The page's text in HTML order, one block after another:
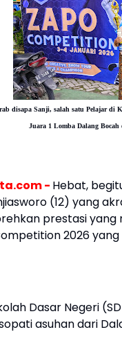
disapa Sanji, salah satu Pelajar di
Juara 1 Lomba Dalang
- Hebat,
(12) yang
prestasi
2026
Dasar Negeri
asuhan dari